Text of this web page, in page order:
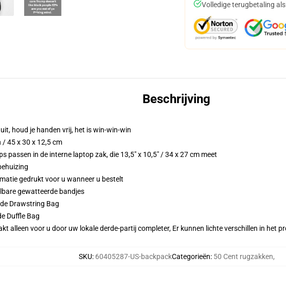
Volledige terugbetaling
Beschrijving
houd je handen vrij, het is win-win-win
/ 45 x 30 x 12,5 cm
passen in de interne laptop zak, die 13,5" x 10,5" / 34 x 27 cm meet
gedrukt voor u wanneer u bestelt
gewatteerde bandjes
Drawstring Bag
Duffle Bag
alleen voor u door uw lokale derde-partij completer, Er kunnen lichte verschillen in het
SKU: 60405287-US-backpackCategorieën: 50 Cent rugzakken,